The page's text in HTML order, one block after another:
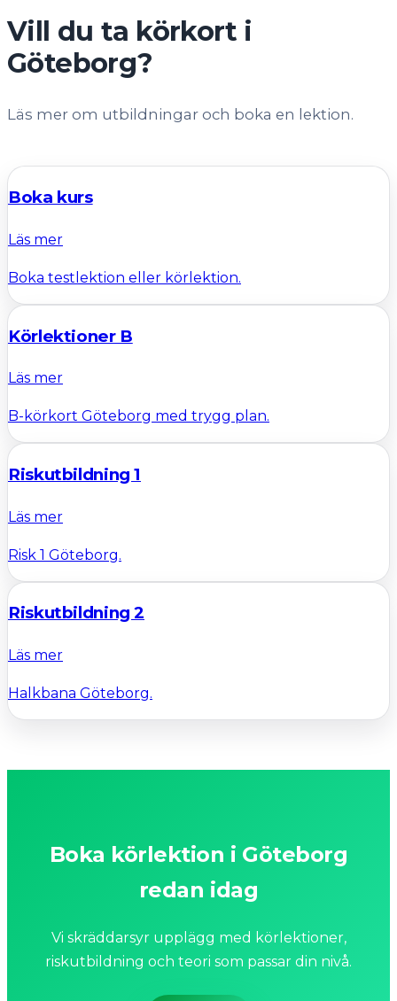
Vill du ta körkort i
Göteborg?
Läs mer om utbildningar och boka en lektion.
Boka kurs
Läs mer
Boka testlektion eller körlektion.
Körlektioner B
Läs mer
B-körkort Göteborg med trygg plan.
Riskutbildning 1
Läs mer
Risk 1 Göteborg.
Riskutbildning 2
Läs mer
Halkbana Göteborg.
Boka körlektion i Göteborg
redan idag
Vi skräddarsyr upplägg med körlektioner,
riskutbildning och teori som passar din nivå.